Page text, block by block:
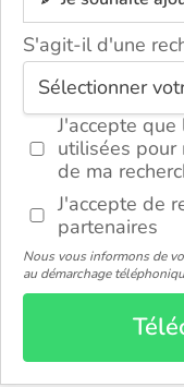
S'agit-il d'une
J'accepte
utilisées pour
de ma
J'accepte de
partenaires
Nous vous informons de
au démarchage